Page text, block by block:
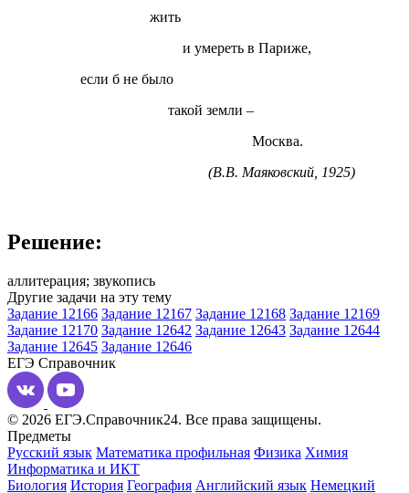
жить
и умереть в Париже,
если б не было
такой земли –
Москва.
(В.В. Маяковский, 1925)
Решение:
аллитерация; звукопись
Другие задачи на эту тему
Задание 12166 Задание 12167 Задание 12168 Задание 12169
Задание 12170 Задание 12642 Задание 12643 Задание 12644
Задание 12645 Задание 12646
ЕГЭ Справочник
© 2026 ЕГЭ.Справочник24. Все права защищены.
Предметы
Русский язык Математика профильная Физика Химия
Информатика и ИКТ
Биология История География Английский язык Немецкий